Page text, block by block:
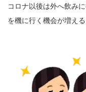
コロナ以後は外へ飲み
を機に行く機会が増える